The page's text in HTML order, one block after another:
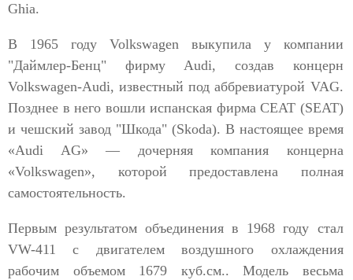
Ghia.
В 1965 году Volkswagen выкупила у компании
"Даймлер-Бенц" фирму Audi, создав концерн
Volkswagen-Audi, известный под аббревиатурой VAG.
Позднее в него вошли испанская фирма СЕАТ (SEAT)
и чешский завод "Шкода" (Skoda). В настоящее время
«Audi AG» — дочерняя компания концерна
«Volkswagen», которой предоставлена полная
самостоятельность.
Первым результатом объединения в 1968 году стал
VW-411 с двигателем воздушного охлаждения
рабочим объемом 1679 куб.см.. Модель весьма